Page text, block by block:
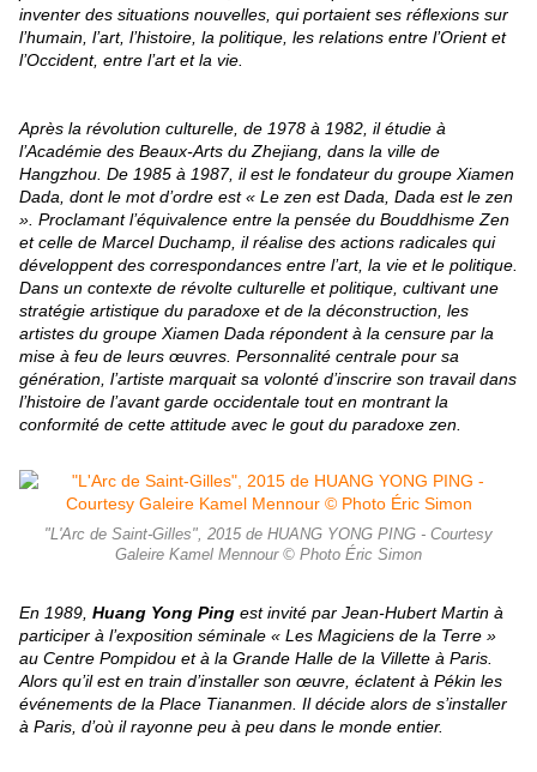
inventer des situations nouvelles, qui portaient ses réflexions sur
l’humain, l’art, l’histoire, la politique, les relations entre l’Orient et
l’Occident, entre l’art et la vie.
Après la révolution culturelle, de 1978 à 1982, il étudie à
l’Académie des Beaux-Arts du Zhejiang, dans la ville de
Hangzhou. De 1985 à 1987, il est le fondateur du groupe Xiamen
Dada, dont le mot d’ordre est « Le zen est Dada, Dada est le zen
». Proclamant l’équivalence entre la pensée du Bouddhisme Zen
et celle de Marcel Duchamp, il réalise des actions radicales qui
développent des correspondances entre l’art, la vie et le politique.
Dans un contexte de révolte culturelle et politique, cultivant une
stratégie artistique du paradoxe et de la déconstruction, les
artistes du groupe Xiamen Dada répondent à la censure par la
mise à feu de leurs œuvres. Personnalité centrale pour sa
génération, l’artiste marquait sa volonté d’inscrire son travail dans
l’histoire de l’avant garde occidentale tout en montrant la
conformité de cette attitude avec le gout du paradoxe zen.
"L'Arc de Saint-Gilles", 2015 de HUANG YONG PING - Courtesy
Galeire Kamel Mennour © Photo Éric Simon
En 1989, Huang Yong Ping est invité par Jean-Hubert Martin à
participer à l’exposition séminale « Les Magiciens de la Terre »
au Centre Pompidou et à la Grande Halle de la Villette à Paris.
Alors qu’il est en train d’installer son œuvre, éclatent à Pékin les
événements de la Place Tiananmen. Il décide alors de s’installer
à Paris, d’où il rayonne peu à peu dans le monde entier.